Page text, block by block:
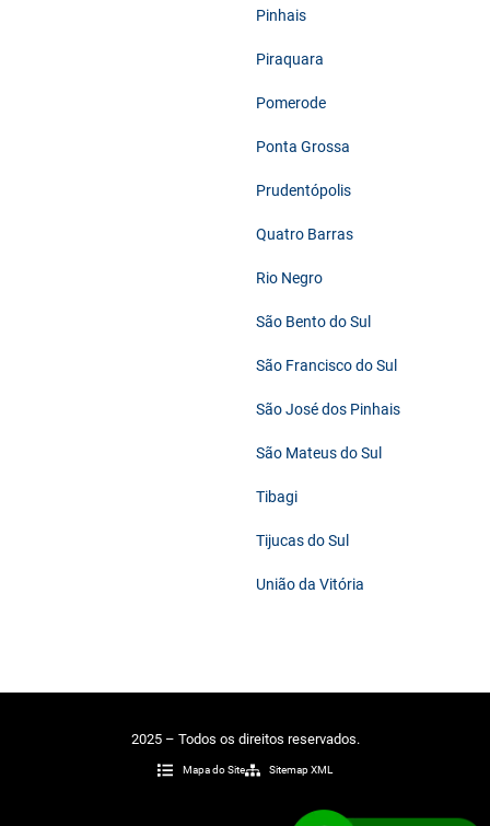
Pinhais
Piraquara
Pomerode
Ponta Grossa
Prudentópolis
Quatro Barras
Rio Negro
São Bento do Sul
São Francisco do Sul
São José dos Pinhais
São Mateus do Sul
Tibagi
Tijucas do Sul
União da Vitória
2025 – Todos os direitos reservados.
Mapa do Site Sitemap XML